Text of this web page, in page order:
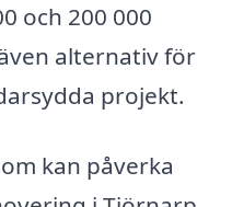
och 200 000
alternativ för
projekt.
kan påverka